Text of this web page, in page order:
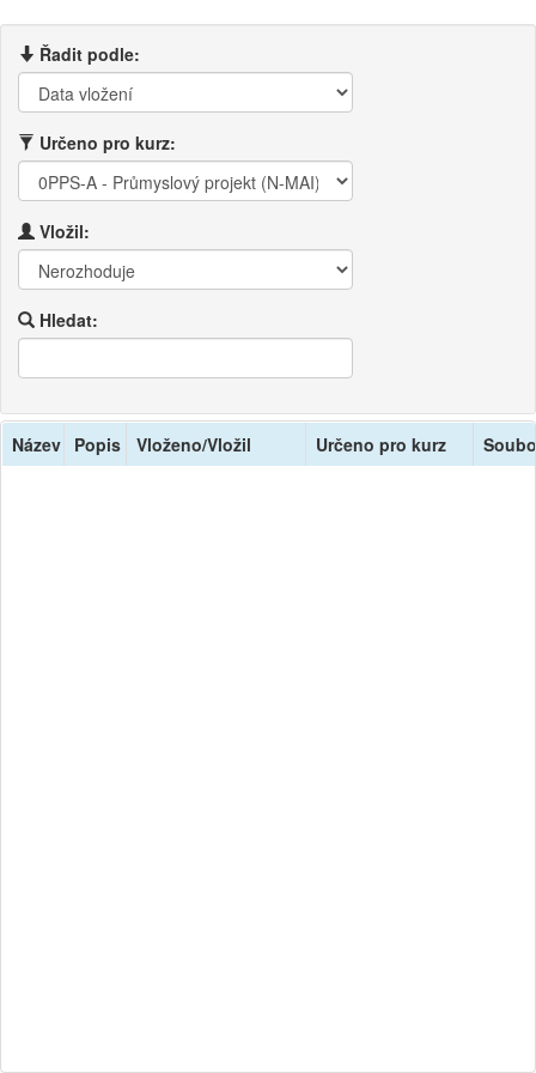
Řadit podle:
Určeno pro kurz:
Vložil:
Hledat:
Název Popis Vloženo/Vložil Určeno pro kurz